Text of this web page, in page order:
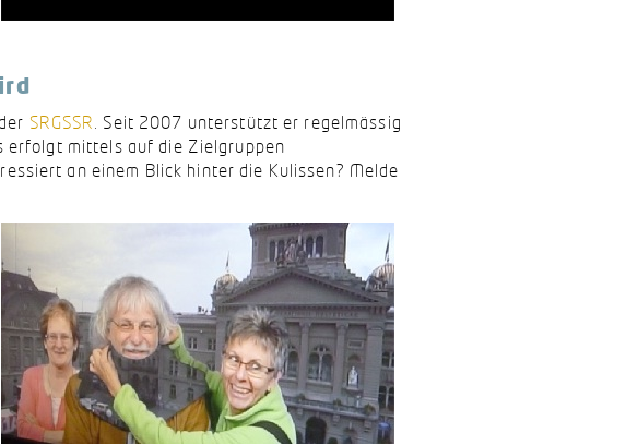
SRGSSR. Seit 2007 unterstützt er regelmässig
erfolgt mittels auf die Zielgruppen
an einem Blick hinter die Kulissen? Melde